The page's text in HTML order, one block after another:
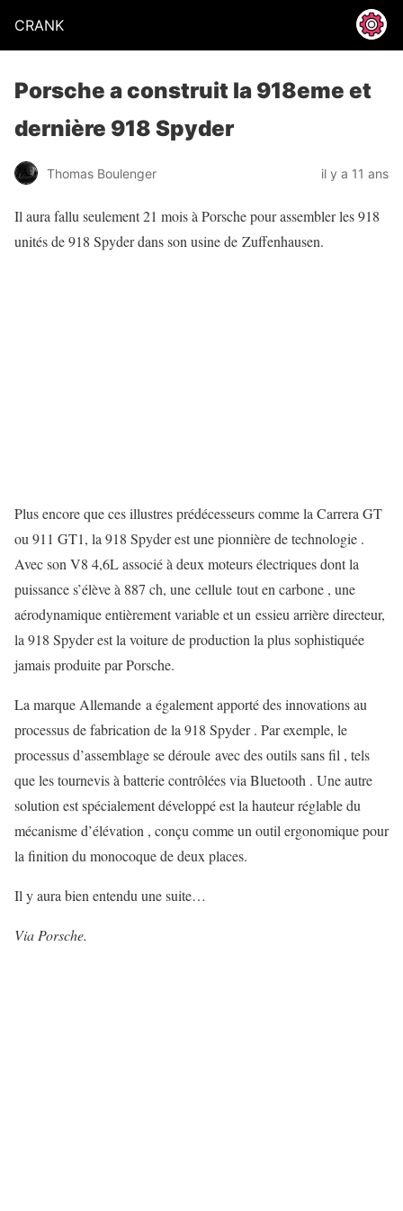
CRANK
Porsche a construit la 918eme et
dernière 918 Spyder
Thomas Boulenger il y a 11 ans
Il aura fallu seulement 21 mois à Porsche pour assembler les 918
unités de 918 Spyder dans son usine de Zuffenhausen.
Plus encore que ces illustres prédécesseurs comme la Carrera GT
ou 911 GT1, la 918 Spyder est une pionnière de technologie .
Avec son V8 4,6L associé à deux moteurs électriques dont la
puissance s’élève à 887 ch, une cellule tout en carbone , une
aérodynamique entièrement variable et un essieu arrière directeur,
la 918 Spyder est la voiture de production la plus sophistiquée
jamais produite par Porsche.
La marque Allemande a également apporté des innovations au
processus de fabrication de la 918 Spyder . Par exemple, le
processus d’assemblage se déroule avec des outils sans fil , tels
que les tournevis à batterie contrôlées via Bluetooth . Une autre
solution est spécialement développé est la hauteur réglable du
mécanisme d’élévation , conçu comme un outil ergonomique pour
la finition du monocoque de deux places.
Il y aura bien entendu une suite…
Via Porsche.